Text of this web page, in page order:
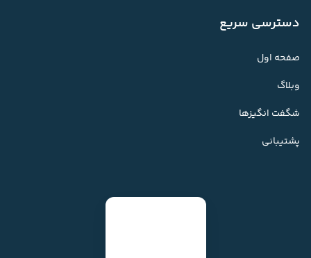
دسترسی سریع
صفحه اول
وبلاگ
شگفت انگیزها
پشتیبانی